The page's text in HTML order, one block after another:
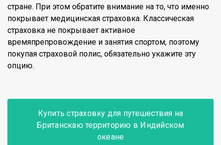
стране. При этом обратите внимание на то, что именно
покрывает медицинская страховка. Классическая
страховка не покрывает активное
времяпрепровождение и занятия спортом, поэтому
покупая страховой полис, обязательно укажите эту
опцию.
Купить страховку для путешествия на
Британскаю территорию в Индийском
океане